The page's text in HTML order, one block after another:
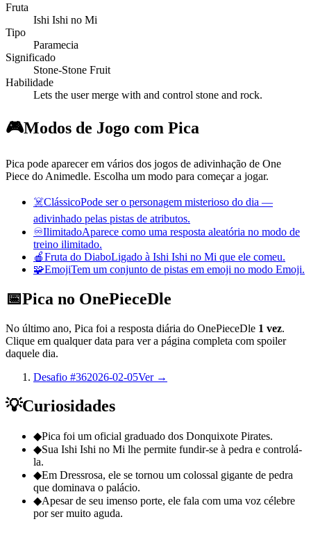
Fruta
Ishi Ishi no Mi
Tipo
Paramecia
Significado
Stone-Stone Fruit
Habilidade
Lets the user merge with and control stone and rock.
🎮Modos de Jogo com Pica
Pica pode aparecer em vários dos jogos de adivinhação de One
Piece do Animedle. Escolha um modo para começar a jogar.
☠️ClássicoPode ser o personagem misterioso do dia —
adivinhado pelas pistas de atributos.
♾️IlimitadoAparece como uma resposta aleatória no modo de
treino ilimitado.
🍎Fruta do DiaboLigado à Ishi Ishi no Mi que ele comeu.
🧩EmojiTem um conjunto de pistas em emoji no modo Emoji.
📅Pica no OnePieceDle
No último ano, Pica foi a resposta diária do OnePieceDle 1 vez.
Clique em qualquer data para ver a página completa com spoiler
daquele dia.
Desafio #362026-02-05Ver →
💡Curiosidades
◆Pica foi um oficial graduado dos Donquixote Pirates.
◆Sua Ishi Ishi no Mi lhe permite fundir-se à pedra e controlá-
la.
◆Em Dressrosa, ele se tornou um colossal gigante de pedra
que dominava o palácio.
◆Apesar de seu imenso porte, ele fala com uma voz célebre
por ser muito aguda.